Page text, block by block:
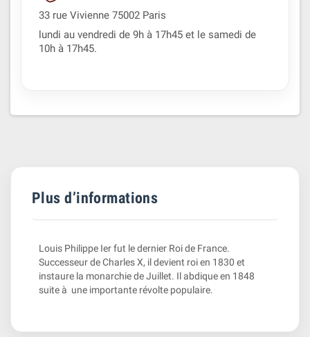
33 rue Vivienne 75002 Paris
lundi au vendredi de 9h à 17h45 et le samedi de
10h à 17h45.
Plus d’informations
Louis Philippe Ier fut le dernier Roi de France.
Successeur de Charles X, il devient roi en 1830 et
instaure la monarchie de Juillet. Il abdique en 1848
suite à une importante révolte populaire.